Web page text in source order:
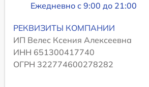
Ежедневно с 9:00 до 21:00
РЕКВИЗИТЫ КОМПАНИИ
ИП Велес Ксения Алексеевна
ИНН 651300417740
ОГРН 322774600278282